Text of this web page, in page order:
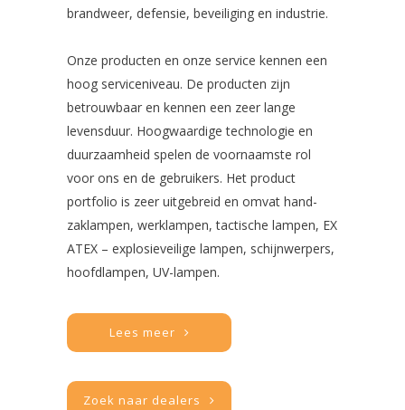
brandweer, defensie, beveiliging en industrie.
Onze producten en onze service kennen een
hoog serviceniveau. De producten zijn
betrouwbaar en kennen een zeer lange
levensduur. Hoogwaardige technologie en
duurzaamheid spelen de voornaamste rol
voor ons en de gebruikers. Het product
portfolio is zeer uitgebreid en omvat hand-
zaklampen, werklampen, tactische lampen, EX
ATEX – explosieveilige lampen, schijnwerpers,
hoofdlampen, UV-lampen.
Lees meer
Zoek naar dealers